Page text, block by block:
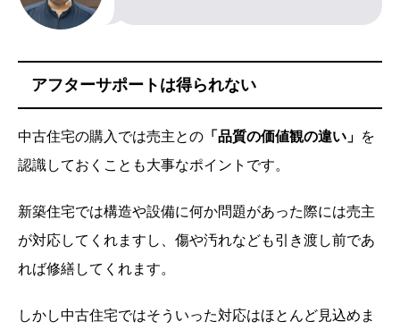
アフターサポートは得られない
中古住宅の購入では売主との 「品質の価値観の違い」 を
認識しておくことも大事なポイントです。
新築住宅では構造や設備に何か問題があった際には売主
が対応してくれますし、傷や汚れなども引き渡し前であ
れば修繕してくれます。
しかし中古住宅ではそういった対応はほとんど見込めま